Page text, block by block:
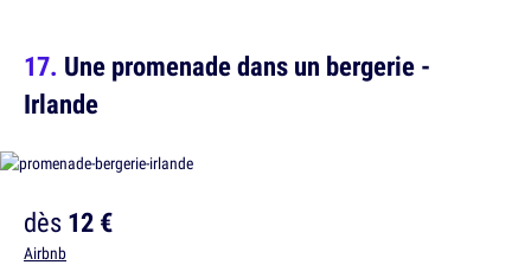
Une promenade dans un bergerie -
Irlande
dès12 €
Airbnb